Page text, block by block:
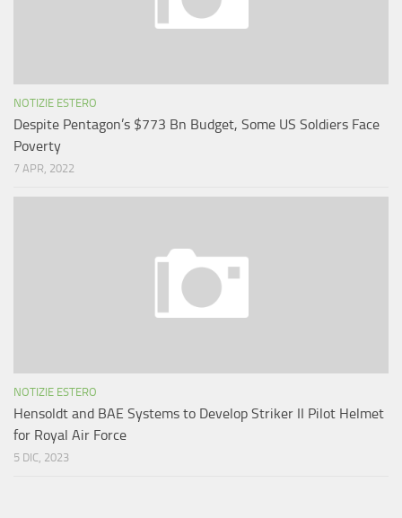
NOTIZIE ESTERO
Despite Pentagon’s $773 Bn Budget, Some US Soldiers Face
Poverty
7 APR, 2022
NOTIZIE ESTERO
Hensoldt and BAE Systems to Develop Striker II Pilot Helmet
for Royal Air Force
5 DIC, 2023